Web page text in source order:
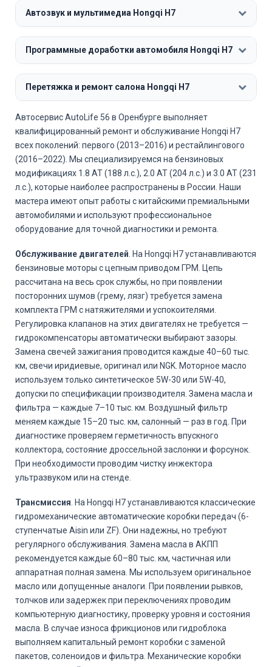
Автозвук и мультимедиа Hongqi H7
Программные доработки автомобиля Hongqi H7
Перетяжка и ремонт салона Hongqi H7
Автосервис AutoLife 56 в Оренбурге выполняет
квалифицированный ремонт и обслуживание Hongqi H7
всех поколений: первого (2013–2016) и рестайлингового
(2016–2022). Мы специализируемся на бензиновых
модификациях 1.8 AT (188 л.с.), 2.0 AT (204 л.с.) и 3.0 AT (231
л.с.), которые наиболее распространены в России. Наши
мастера имеют опыт работы с китайскими премиальными
автомобилями и используют профессиональное
оборудование для точной диагностики и ремонта.
Обслуживание двигателей . На Hongqi H7 устанавливаются
бензиновые моторы с цепным приводом ГРМ. Цепь
рассчитана на весь срок службы, но при появлении
посторонних шумов (грему, лязг) требуется замена
комплекта ГРМ с натяжителями и успокоителями.
Регулировка клапанов на этих двигателях не требуется —
гидрокомпенсаторы автоматически выбирают зазоры.
Замена свечей зажигания проводится каждые 40–60 тыс.
км, свечи иридиевые, оригинал или NGK. Моторное масло
используем только синтетическое 5W-30 или 5W-40,
допуски по спецификации производителя. Замена масла и
фильтра — каждые 7–10 тыс. км. Воздушный фильтр
меняем каждые 15–20 тыс. км, салонный — раз в год. При
диагностике проверяем герметичность впускного
коллектора, состояние дроссельной заслонки и форсунок.
При необходимости проводим чистку инжектора
ультразвуком или на стенде.
Трансмиссия . На Hongqi H7 устанавливаются классические
гидромеханические автоматические коробки передач (6-
ступенчатые Aisin или ZF). Они надежны, но требуют
регулярного обслуживания. Замена масла в АКПП
рекомендуется каждые 60–80 тыс. км, частичная или
аппаратная полная замена. Мы используем оригинальное
масло или допущенные аналоги. При появлении рывков,
толчков или задержек при переключениях проводим
компьютерную диагностику, проверку уровня и состояния
масла. В случае износа фрикционов или гидроблока
выполняем капитальный ремонт коробки с заменой
пакетов, соленоидов и фильтра. Механические коробки